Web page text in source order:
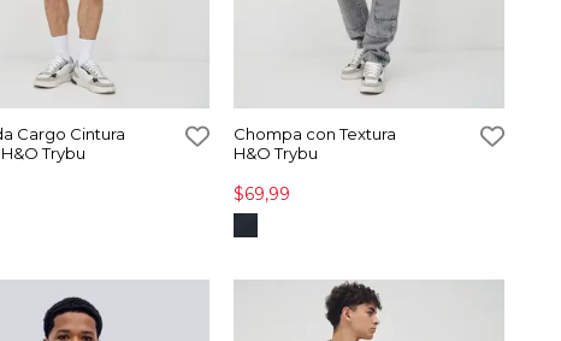
Cargo Cintura
Trybu
Chompa con Textura
H&O Trybu
$69,99